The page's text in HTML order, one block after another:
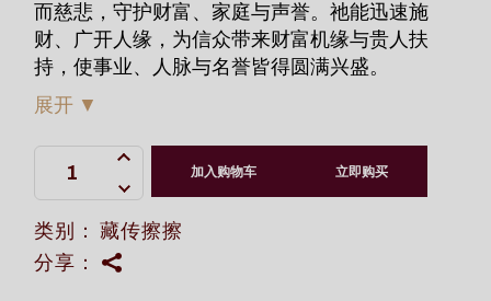
而慈悲，守护财富、家庭与声誉。祂能迅速施
财、广开人缘，为信众带来财富机缘与贵人扶
持，使事业、人脉与名誉皆得圆满兴盛。
展开 ▼
扎基拉姆前世今生擦擦 特别版 quantity
加入购物车 立即购买
类别：
藏传擦擦
分享：